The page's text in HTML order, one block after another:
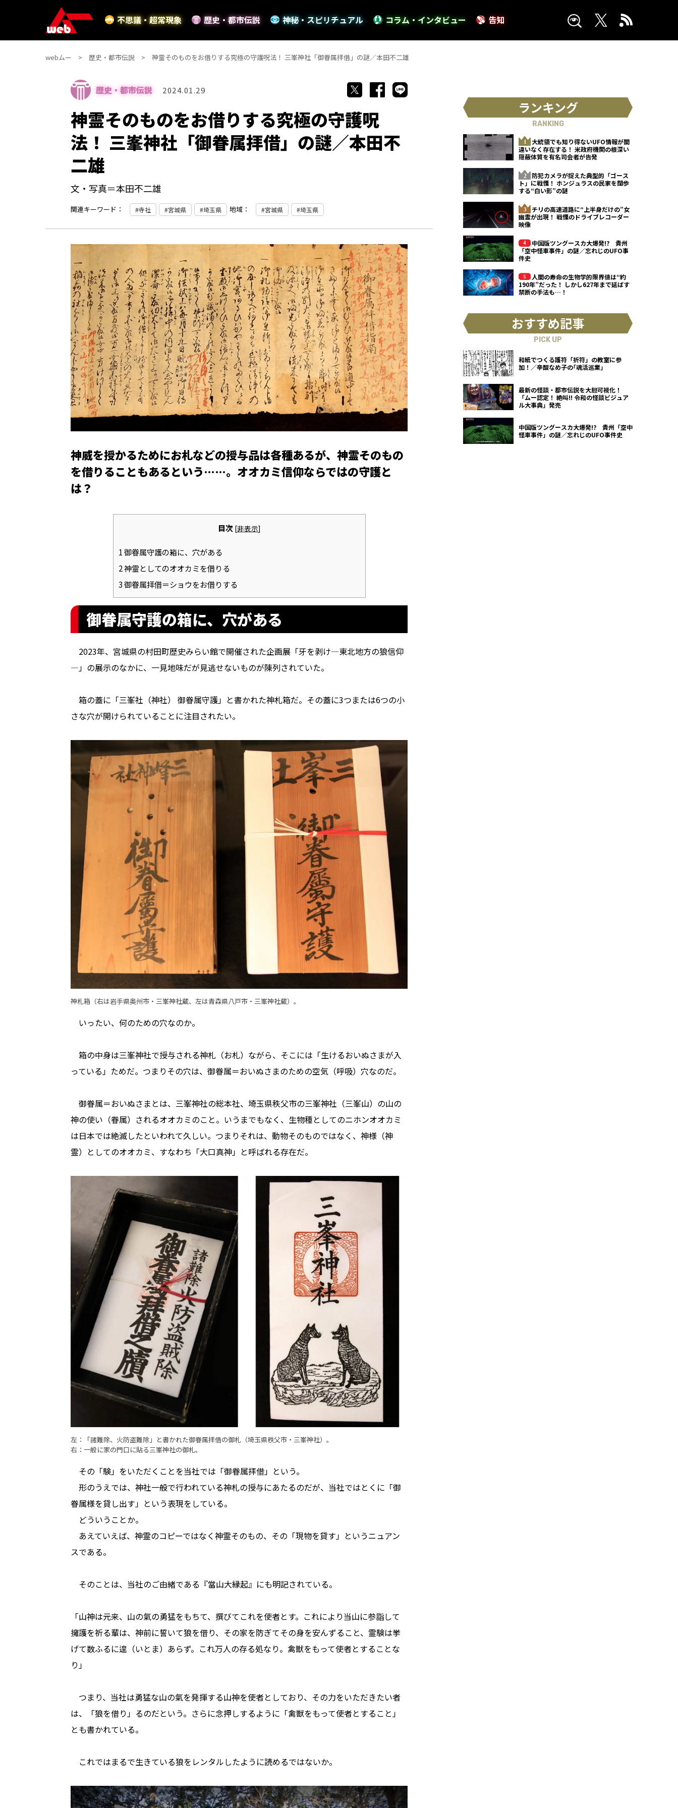
不思議・超常現象 歴史・都市伝説 神秘・スピリチュアル コラム・インタビュー 告知
webムー 歴史・都市伝説 神霊そのものをお借りする究極の守護呪法！ 三峯神社「御眷属拝借」の謎／本田不二雄
歴史・都市伝説 2024.01.29
神霊そのものをお借りする究極の守護呪
法！ 三峯神社「御眷属拝借」の謎／本田不
二雄
文・写真＝本田不二雄
関連キーワード： 寺社 宮城県 埼玉県 地域： 宮城県 埼玉県
神威を授かるためにお札などの授与品は各種あるが、神霊そのもの
を借りることもあるという……。オオカミ信仰ならではの守護と
は？
目次 [非表示]
1御眷属守護の箱に、穴がある
2神霊としてのオオカミを借りる
3御眷属拝借＝ショウをお借りする
御眷属守護の箱に、穴がある
2023年、宮城県の村田町歴史みらい館で開催された企画展「牙を剥け―東北地方の狼信仰
―」の展示のなかに、一見地味だが見逃せないものが陳列されていた。
箱の蓋に「三峯社（神社） 御眷属守護」と書かれた神札箱だ。その蓋に3つまたは6つの小
さな穴が開けられていることに注目されたい。
神札箱（右は岩手県奥州市・三峯神社蔵、左は青森県八戸市・三峯神社蔵）。
いったい、何のための穴なのか。
箱の中身は三峯神社で授与される神札（お札）ながら、そこには「生けるおいぬさまが入
っている」ためだ。つまりその穴は、御眷属＝おいぬさまのための空気（呼吸）穴なのだ。
御眷属＝おいぬさまとは、三峯神社の総本社、埼玉県秩父市の三峯神社（三峯山）の山の
神の使い（眷属）されるオオカミのこと。いうまでもなく、生物種としてのニホンオオカミ
は日本では絶滅したといわれて久しい。つまりそれは、動物そのものではなく、神様（神
霊）としてのオオカミ、すなわち「大口真神」と呼ばれる存在だ。
左：「諸難除、火防盗難除」と書かれた御眷属拝借の御札（埼玉県秩父市・三峯神社）。
右：一般に家の門口に貼る三峯神社の御札。
その「験」をいただくことを当社では「御眷属拝借」という。
形のうえでは、神社一般で行われている神札の授与にあたるのだが、当社ではとくに「御
眷属様を貸し出す」という表現をしている。
どういうことか。
あえていえば、神霊のコピーではなく神霊そのもの、その「現物を貸す」というニュアン
スである。
そのことは、当社のご由緒である『當山大縁起』にも明記されている。
「山神は元来、山の氣の勇猛をもちて、撰びてこれを使者とす。これにより当山に参詣して
擁護を祈る輩は、神前に誓いて狼を借り、その家を防ぎてその身を安んずること、霊験は挙
げて数ふるに遑（いとま）あらず。これ万人の存る処なり。禽獣をもって使者とすることな
り」
つまり、当社は勇猛な山の氣を発揮する山神を使者としており、その力をいただきたい者
は、「狼を借り」るのだという。さらに念押しするように「禽獣をもって使者とすること」
とも書かれている。
これではまるで生きている狼をレンタルしたように読めるではないか。
ランキング
RANKING
大統領でも知り得ないUFO情報が間
違いなく存在する！ 米政府機関の根深い
隠蔽体質を有名司会者が告発
防犯カメラが捉えた典型的「ゴース
ト」に戦慄！ ホンジュラスの民家を闊歩
する“白い影”の謎
チリの高速道路に“上半身だけの”女
幽霊が出現！ 戦慄のドライブレコーダー
映像
中国版ツングースカ大爆発!? 貴州
「空中怪車事件」の謎／忘れじのUFO事
件史
人間の寿命の生物学的限界値は“約
190年”だった！ しかし627年まで延ばす
禁断の手法も…！
おすすめ記事
PICK UP
和紙でつくる護符「折符」の教室に参
加！／辛酸なめ子の｢魂活巡業｣
最新の怪談・都市伝説を大胆可視化！
「ムー認定！ 絶叫!! 令和の怪談ビジュア
ル大事典」発売
中国版ツングースカ大爆発!? 貴州「空中
怪車事件」の謎／忘れじのUFO事件史